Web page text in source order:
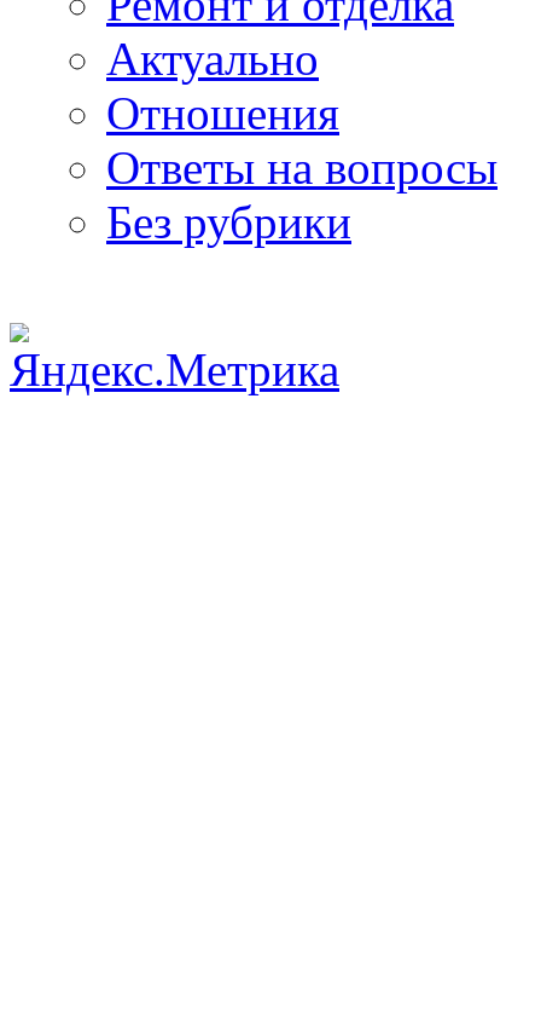
Актуально
Отношения
Ответы на вопросы
Без рубрики